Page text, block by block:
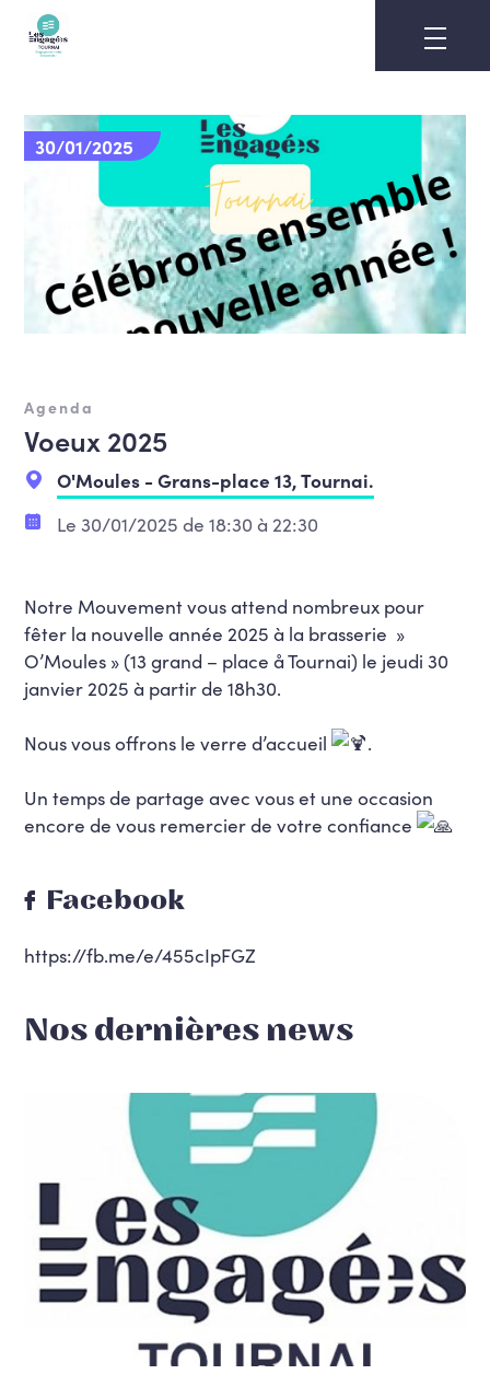
30/01/2025
Agenda
Voeux 2025
O'Moules - Grans-place 13, Tournai.
Le 30/01/2025 de 18:30 à 22:30
Notre Mouvement vous attend nombreux pour
fêter la nouvelle année 2025 à la brasserie »
O’Moules » (13 grand – place å Tournai) le jeudi 30
janvier 2025 à partir de 18h30.
Nous vous offrons le verre d’accueil
.
Un temps de partage avec vous et une occasion
encore de vous remercier de votre confiance
Facebook
https://fb.me/e/455cIpFGZ
Nos dernières news